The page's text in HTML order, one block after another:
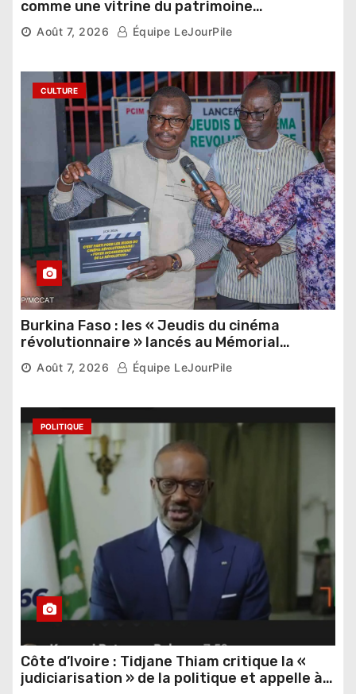
comme une vitrine du patrimoine
pharaonique auprès des dirigeants
étrangers
Août 7, 2026 Équipe LeJourPile
CULTURE
Burkina Faso : les « Jeudis du cinéma
révolutionnaire » lancés au Mémorial
Thomas Sankara
Août 7, 2026 Équipe LeJourPile
POLITIQUE
Côte d’Ivoire : Tidjane Thiam critique la «
judiciarisation » de la politique et appelle à